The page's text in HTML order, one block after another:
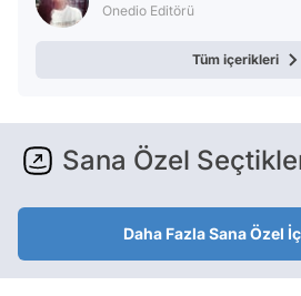
Onedio Editörü
Tüm içerikleri
Sana Özel
Daha Fazla Sana Özel